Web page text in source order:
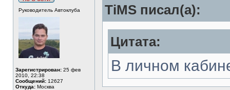
Руководитель Автоклуба
Зарегистрирован: 25 фев
2010, 22:38
Сообщений: 12627
Откуда: Москва
TiMS писал(а):
Цитата:
В личном